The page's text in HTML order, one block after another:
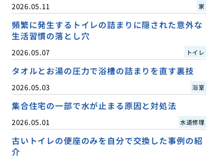
2026.05.11 家
頻繁に発生するトイレの詰まりに隠された意外な
生活習慣の落とし穴
2026.05.07 トイレ
タオルとお湯の圧力で浴槽の詰まりを直す裏技
2026.05.03 浴室
集合住宅の一部で水が止まる原因と対処法
2026.05.01 水道修理
古いトイレの便座のみを自分で交換した事例の紹
介